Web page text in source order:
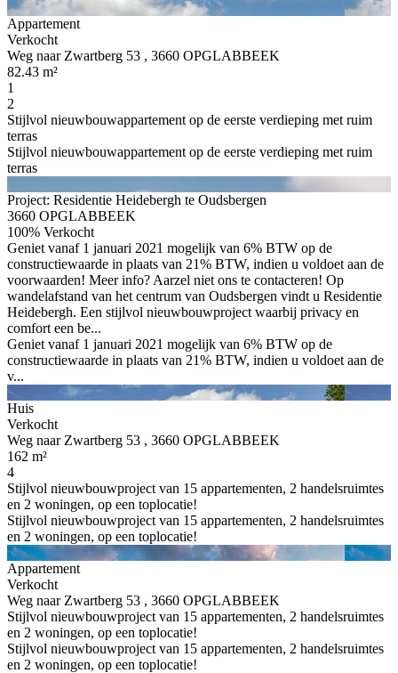
Appartement
Verkocht
Weg naar Zwartberg 53 , 3660 OPGLABBEEK
82.43 m²
1
2
Stijlvol nieuwbouwappartement op de eerste verdieping met ruim
terras
Stijlvol nieuwbouwappartement op de eerste verdieping met ruim
terras
Project: Residentie Heidebergh te Oudsbergen
3660 OPGLABBEEK
100% Verkocht
Geniet vanaf 1 januari 2021 mogelijk van 6% BTW op de
constructiewaarde in plaats van 21% BTW, indien u voldoet aan de
voorwaarden! Meer info? Aarzel niet ons te contacteren! Op
wandelafstand van het centrum van Oudsbergen vindt u Residentie
Heidebergh. Een stijlvol nieuwbouwproject waarbij privacy en
comfort een be...
Geniet vanaf 1 januari 2021 mogelijk van 6% BTW op de
constructiewaarde in plaats van 21% BTW, indien u voldoet aan de
v...
Huis
Verkocht
Weg naar Zwartberg 53 , 3660 OPGLABBEEK
162 m²
4
Stijlvol nieuwbouwproject van 15 appartementen, 2 handelsruimtes
en 2 woningen, op een toplocatie!
Stijlvol nieuwbouwproject van 15 appartementen, 2 handelsruimtes
en 2 woningen, op een toplocatie!
Appartement
Verkocht
Weg naar Zwartberg 53 , 3660 OPGLABBEEK
Stijlvol nieuwbouwproject van 15 appartementen, 2 handelsruimtes
en 2 woningen, op een toplocatie!
Stijlvol nieuwbouwproject van 15 appartementen, 2 handelsruimtes
en 2 woningen, op een toplocatie!